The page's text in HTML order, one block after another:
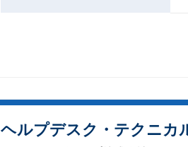
ヘルプデスク・テクニカ